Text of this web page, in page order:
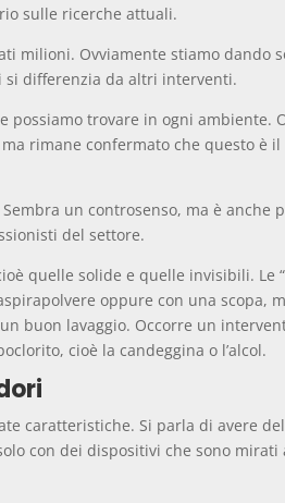
sulle ricerche attuali.
milioni. Ovviamente stiamo dando
si differenzia da altri interventi.
possiamo trovare in ogni ambiente.
rimane confermato che questo è il
un controsenso, ma è anche
del settore.
quelle solide e quelle invisibili. Le
oppure con una scopa,
buon lavaggio. Occorre un
cioè la candeggina o l’alcol.
caratteristiche. Si parla di avere
con dei dispositivi che sono mirati